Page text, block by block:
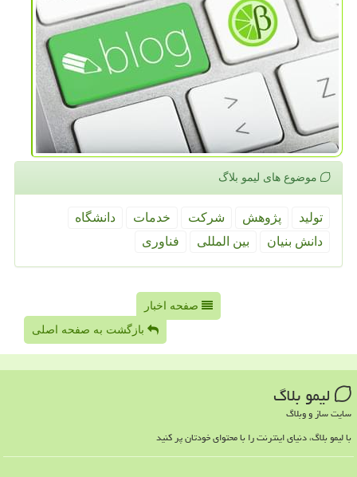
موضوع های لیمو بلاگ
تولید پژوهش شركت خدمات
دانشگاه
دانش بنیان
بین المللی فناوری
صفحه اخبار
بازگشت به صفحه اصلی
لیمو بلاگ
سایت ساز و وبلاگ
با لیمو بلاگ، دنیای اینترنت را با محتوای خودتان پر کنید